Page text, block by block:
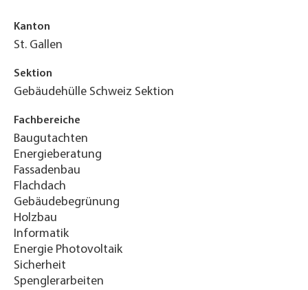
Kanton
St. Gallen
Sektion
Gebäudehülle Schweiz Sektion
Fachbereiche
Baugutachten
Energieberatung
Fassadenbau
Flachdach
Gebäudebegrünung
Holzbau
Informatik
Energie Photovoltaik
Sicherheit
Spenglerarbeiten